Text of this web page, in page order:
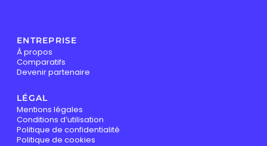
ENTREPRISE
À propos
Comparatifs
Devenir partenaire
LÉGAL
Mentions légales
Conditions d’utilisation
Politique de confidentialité
Politique de cookies